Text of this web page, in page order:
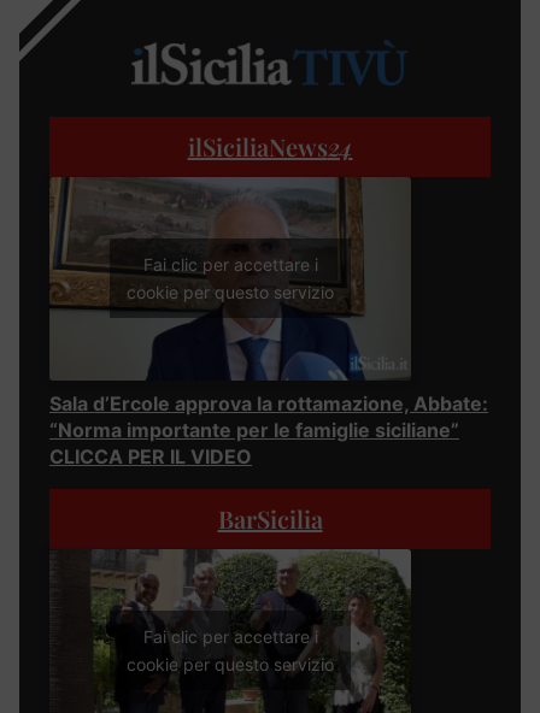
ilSiciliaNews24
Fai clic per accettare i
cookie per questo servizio
Sala d’Ercole approva la rottamazione, Abbate:
“Norma importante per le famiglie siciliane”
CLICCA PER IL VIDEO
BarSicilia
Fai clic per accettare i
cookie per questo servizio